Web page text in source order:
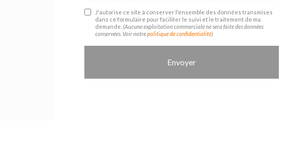
J'autorise ce site à conserver l'ensemble des données transmises
dans ce formulaire pour faciliter le suivi et le traitement de ma
demande. (Aucune exploitation commerciale ne sera faite des données
conservées. Voir notrepolitique de confidentialité)